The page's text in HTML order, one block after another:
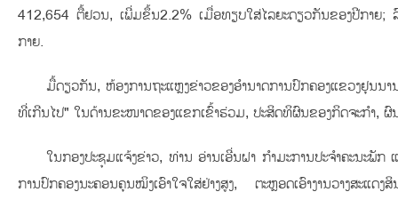
412,654 ຕື້ຢວນ, ເພີ່ມຂຶ້ນ2.2% ເມື່ອທຽບໃສ່ໄລຍະດຽວກັນຂອງປີກາຍ;
ກາຍ.
ມື້ດຽວກັນ, ຫ້ອງການຖະແຫຼງຂ່າວຂອງອໍານາດການປົກຄອງແຂວງຢຸນນ
ທີ່ເກີນໄປ" ໃນດ້ານຂະໜາດຂອງແຂກເຂົ້າຮ່ວມ, ປະສິດທິຜົນຂອງກິດຈະກໍາ, ຜົນ
ໃນກອງປະຊຸມແຈ້ງຂ່າວ, ທ່ານ ອ່ານເອີ່ນຝາ ກໍາມະການປະຈໍາຄະນະພັກ
ການປົກຄອງນະຄອນຄຸນໝິງເອົາໃຈໃສ່ຢ່າງສູງ, ຕະຫຼອດເອົາງານວາງສະແ